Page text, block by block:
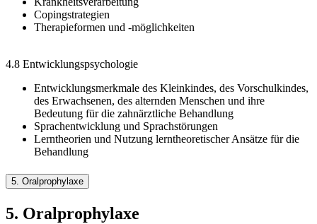
Copingstrategien
Therapieformen und -möglichkeiten
4.8 Entwicklungspsychologie
Entwicklungsmerkmale des Kleinkindes, des Vorschulkindes,
des Erwachsenen, des alternden Menschen und ihre
Bedeutung für die zahnärztliche Behandlung
Sprachentwicklung und Sprachstörungen
Lerntheorien und Nutzung lerntheoretischer Ansätze für die
Behandlung
5. Oralprophylaxe
5. Oralprophylaxe